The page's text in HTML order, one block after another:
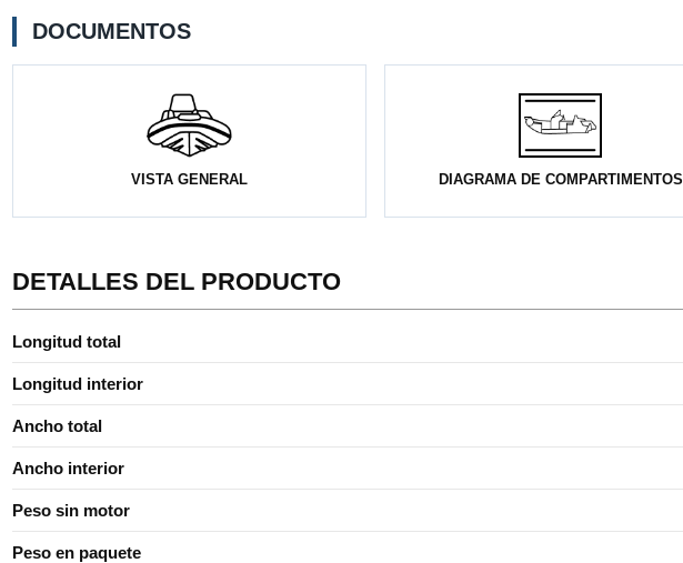
DOCUMENTOS
VISTA GENERAL DIAGRAMA DE COMPARTIMENTOS
DETALLES DEL PRODUCTO
Longitud total
Longitud interior
Ancho total
Ancho interior
Peso sin motor
Peso en paquete